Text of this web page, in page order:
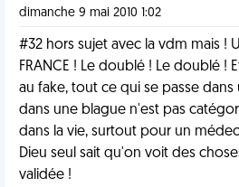
dimanche 9 mai 2010 1:02
#32 hors sujet avec la vdm mais !
FRANCE ! Le doublé ! Le doublé !
au fake, tout ce qui se passe
dans une blague n'est pas
dans la vie, surtout pour un
Dieu seul sait qu'on voit des
validée !